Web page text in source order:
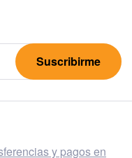
Suscribirme
y pagos en